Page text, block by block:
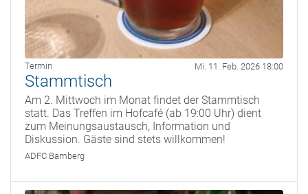
Termin Mi. 11. Feb. 2026 18:00
Stammtisch
Am 2. Mittwoch im Monat findet der Stammtisch
statt. Das Treffen im Hofcafé (ab 19:00 Uhr) dient
zum Meinungsaustausch, Information und
Diskussion. Gäste sind stets willkommen!
ADFC Bamberg